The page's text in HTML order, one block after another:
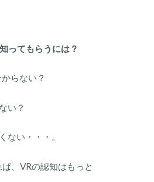
ってもらうには？
らない？
い？
ない・・・。
、VRの認知はもっと